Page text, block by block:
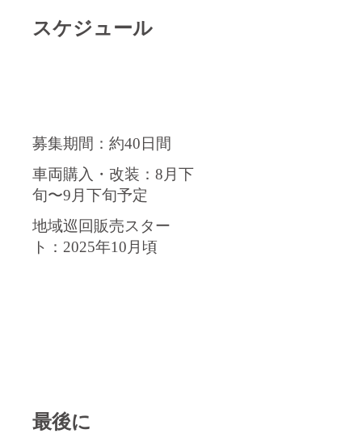
スケジュール
募集期間：約40日間
車両購入・改装：8月下
旬〜9月下旬予定
地域巡回販売スター
ト：2025年10月頃
最後に